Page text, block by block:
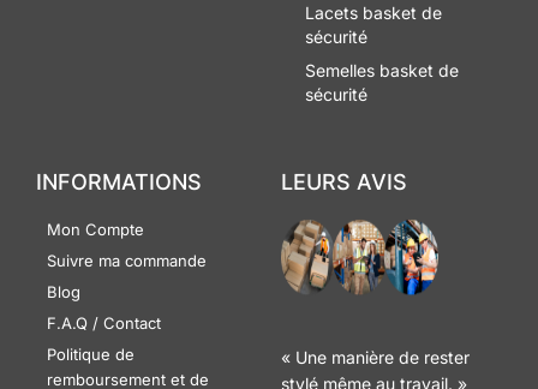
Lacets basket de
sécurité
Semelles basket de
sécurité
INFORMATIONS
Mon Compte
Suivre ma commande
Blog
F.A.Q / Contact
Politique de
remboursement et de
LEURS AVIS
« Une manière de rester
stylé même au travail. »